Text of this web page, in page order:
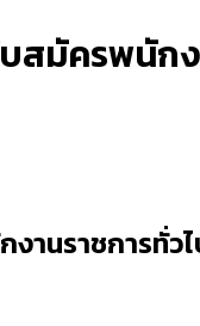
มัครพนักง
นราชการทั่ว